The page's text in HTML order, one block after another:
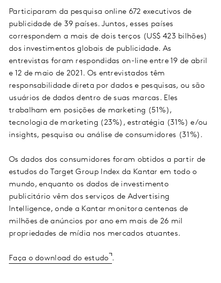
Participaram da pesquisa online 672 executivos de
publicidade de 39 países. Juntos, esses países
correspondem a mais de dois terços (US$ 423 bilhões)
dos investimentos globais de publicidade. As
entrevistas foram respondidas on-line entre 19 de abril
e 12 de maio de 2021. Os entrevistados têm
responsabilidade direta por dados e pesquisas, ou são
usuários de dados dentro de suas marcas. Eles
trabalham em posições de marketing (51%),
tecnologia de marketing (23%), estratégia (31%) e/ou
insights, pesquisa ou análise de consumidores (31%).
Os dados dos consumidores foram obtidos a partir de
estudos do Target Group Index da Kantar em todo o
mundo, enquanto os dados de investimento
publicitário vêm dos serviços de Advertising
Intelligence, onde a Kantar monitora centenas de
milhões de anúncios por ano em mais de 26 mil
propriedades de mídia nos mercados atuantes.
Faça o download do estudo .